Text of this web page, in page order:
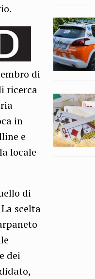
di
ricerca
in
e
locale
di
scelta
dei